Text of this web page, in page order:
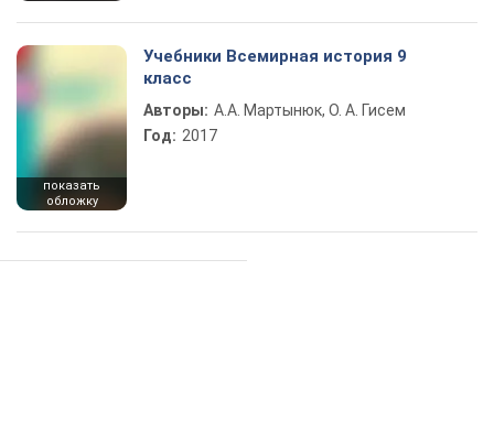
показать
обложку
Учебники Всемирная история 9
класс
Авторы: А.А. Мартынюк, О. А. Гисем
Год: 2017